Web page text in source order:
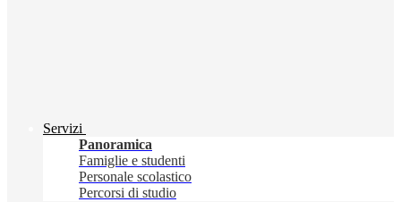
Servizi
Panoramica
Famiglie e studenti
Personale scolastico
Percorsi di studio